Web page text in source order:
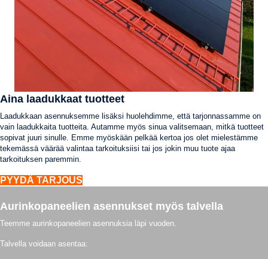
Aina laadukkaat tuotteet
Laadukkaan asennuksemme lisäksi huolehdimme, että tarjonnassamme on
vain laadukkaita tuotteita. Autamme myös sinua valitsemaan, mitkä tuotteet
sopivat juuri sinulle. Emme myöskään pelkää kertoa jos olet mielestämme
tekemässä väärää valintaa tarkoituksiisi tai jos jokin muu tuote ajaa
tarkoituksen paremmin.
PYYDÄ TARJOUS
Aurinkopaneelien asennukset myös talvella
Teemme aurinkopaneelien asennuksia läpi vuoden.
Talvella voidaan asentaa: